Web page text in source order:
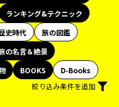
ランキング&テクニック
史時代
旅の図鑑
の名言＆絶景
BOOKS
D-Books
絞り込み条件を追加